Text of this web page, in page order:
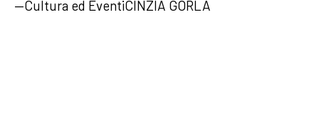
—Cultura ed EventiCINZIA GORLA